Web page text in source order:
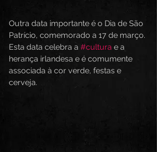
Outra data importante é o Dia de São
Patrício, comemorado a 17 de março.
Esta data celebra a #cultura e a
herança irlandesa e é comumente
associada à cor verde, festas e
cerveja.